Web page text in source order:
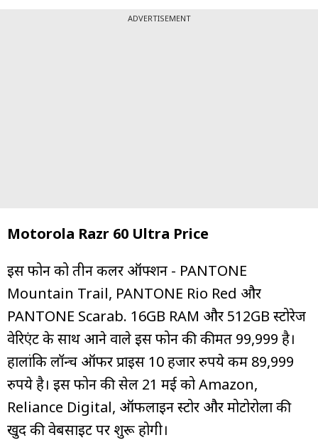
ADVERTISEMENT
Motorola Razr 60 Ultra Price
इस फोन को तीन कलर ऑफ्शन - PANTONE
Mountain Trail, PANTONE Rio Red और
PANTONE Scarab. 16GB RAM और 512GB स्टोरेज
वेरिएंट के साथ आने वाले इस फोन की कीमत ₹99,999 है।
हालांकि लॉन्च ऑफर प्राइस 10 हजार रुपये कम ₹89,999
रुपये है। इस फोन की सेल 21 मई को Amazon,
Reliance Digital, ऑफलाइन स्टोर और मोटोरोला की
खुद की वेबसाइट पर शुरू होगी।